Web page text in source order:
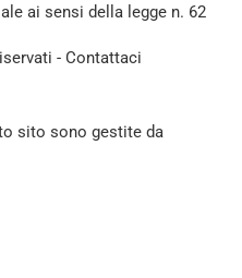
ai sensi della legge n. 62
- Contattaci
sito sono gestite da